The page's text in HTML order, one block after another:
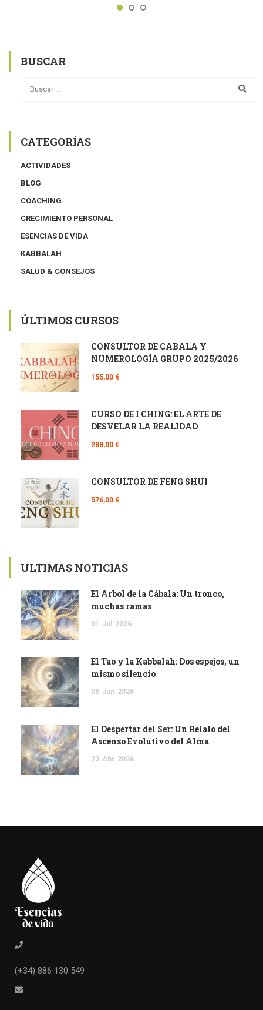
BUSCAR
CATEGORÍAS
ACTIVIDADES
BLOG
COACHING
CRECIMIENTO PERSONAL
ESENCIAS DE VIDA
KABBALAH
SALUD & CONSEJOS
ÚLTIMOS CURSOS
CONSULTOR DE CÁBALA Y
NUMEROLOGÍA GRUPO 2025/2026
155,00 €
CURSO DE I CHING: EL ARTE DE
DESVELAR LA REALIDAD
288,00 €
CONSULTOR DE FENG SHUI
576,00 €
ULTIMAS NOTICIAS
El Árbol de la Cábala: Un tronco,
muchas ramas
01 Jul 2026
El Tao y la Kabbalah: Dos espejos, un
mismo silencio
06 Jun 2026
El Despertar del Ser: Un Relato del
Ascenso Evolutivo del Alma
23 Abr 2026
(+34) 886 130 549